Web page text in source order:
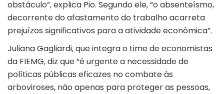
obstáculo”, explica Pio. Segundo ele, “o absenteísmo,
decorrente do afastamento do trabalho acarreta
prejuízos significativos para a atividade econômica”.
Juliana Gagliardi, que integra o time de economistas
da FIEMG, diz que “é urgente a necessidade de
políticas públicas eficazes no combate às
arboviroses, não apenas para proteger as pessoas,